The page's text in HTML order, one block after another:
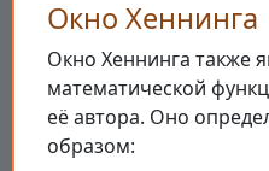
Окно Хеннинга
Окно Хеннинга также
математической
её автора. Оно
образом: